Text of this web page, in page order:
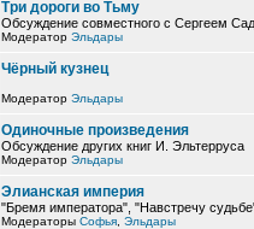
Три дороги во Тьму
Обсуждение совместного с Сергеем
Модератор Эльдары
Чёрный кузнец
Модератор Эльдары
Одиночные произведения
Обсуждение других книг И. Эльтерруса
Модератор Эльдары
Элианская империя
"Бремя императора", "Навстречу
Модераторы Софья Эльдары